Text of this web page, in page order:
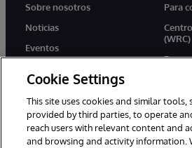
Sobre nosotros
Noticias
Eventos
Para
(WRC)
Cookie Settings
This site uses cookies and similar tools,
provided by third parties, to operate
reach users with relevant content and
and browsing and activity information.